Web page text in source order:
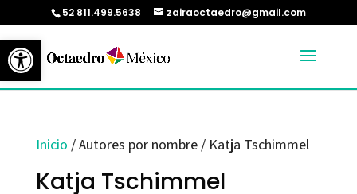
Abrir barra de herramientas
52 811.499.5638 zairaoctaedro@gmail.com
Inicio / Autores por nombre / Katja Tschimmel
Katja Tschimmel